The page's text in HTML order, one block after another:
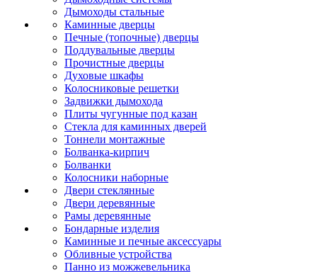
Дымоходы стальные
Каминные дверцы
Печные (топочные) дверцы
Поддувальные дверцы
Прочистные дверцы
Духовые шкафы
Колосниковые решетки
Задвижки дымохода
Плиты чугунные под казан
Стекла для каминных дверей
Тоннели монтажные
Болванка-кирпич
Болванки
Колосники наборные
Двери стеклянные
Двери деревянные
Рамы деревянные
Бондарные изделия
Каминные и печные аксессуары
Обливные устройства
Панно из можжевельника